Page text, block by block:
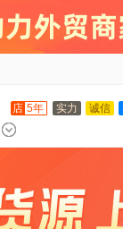
店 5年 实力 诚信